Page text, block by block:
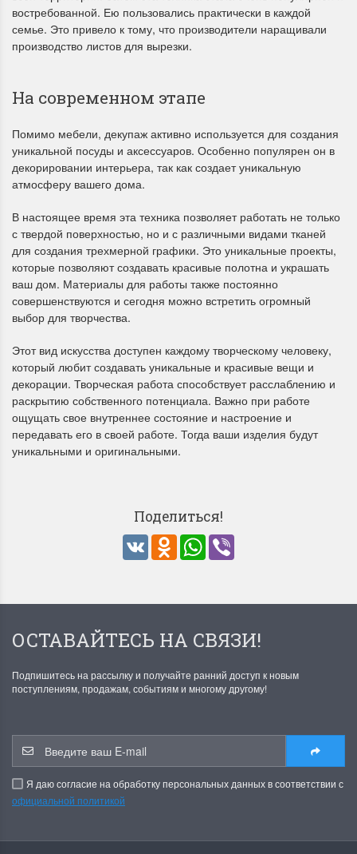
востребованной. Ею пользовались практически в каждой
семье. Это привело к тому, что производители наращивали
производство листов для вырезки.
На современном этапе
Помимо мебели, декупаж активно используется для создания
уникальной посуды и аксессуаров. Особенно популярен он в
декорировании интерьера, так как создает уникальную
атмосферу вашего дома.
В настоящее время эта техника позволяет работать не только
с твердой поверхностью, но и с различными видами тканей
для создания трехмерной графики. Это уникальные проекты,
которые позволяют создавать красивые полотна и украшать
ваш дом. Материалы для работы также постоянно
совершенствуются и сегодня можно встретить огромный
выбор для творчества.
Этот вид искусства доступен каждому творческому человеку,
который любит создавать уникальные и красивые вещи и
декорации. Творческая работа способствует расслаблению и
раскрытию собственного потенциала. Важно при работе
ощущать свое внутреннее состояние и настроение и
передавать его в своей работе. Тогда ваши изделия будут
уникальными и оригинальными.
Поделиться!
VK Odnoklassniki
WhatsApp
ОСТАВАЙТЕСЬ НА СВЯЗИ!
Подпишитесь на рассылку и получайте ранний доступ к новым
поступлениям, продажам, событиям и многому другому!
Я даю согласие на обработку персональных данных в соответствии с
официальной политикой